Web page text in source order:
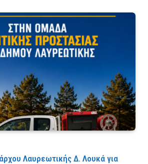
Λαυρεωτικής Δ. Λουκά για